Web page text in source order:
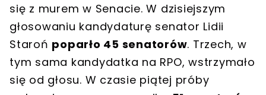
się z murem w Senacie. W dzisiejszym
głosowaniu kandydaturę senator Lidii
Staroń poparło 45 senatorów. Trzech, w
tym sama kandydatka na RPO, wstrzymało
się od głosu. W czasie piątej próby